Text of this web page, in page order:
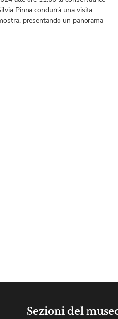
Pinna condurrà una visita
presentando un panorama
Sezioni del